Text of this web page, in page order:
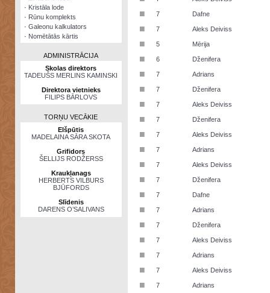
· Kristāla lode
· Rūnu komplekts
· Galeonu kalkulators
· Nomētātās kārtis
ADMINISTRĀCIJA
Skolas direktors
TADEUŠS MERLINS KAMINSKI
Direktora vietnieks
FILIPS BĀRLOVS
TORŅU VECĀKIE
Elšpūtis
MADELAINA SĀRA SKOTA
Grifidors
ŠELLIJS RODŽERSS
Kraukļanags
HERBERTS VILBURS
BJŪFORDS
Slīdenis
DARENS O’SALIVANS
■ 7 Dafne
■ 7 Aleks Deiviss
■ 5 Mērija
■ 6 Dženifera
■ 7 Adrians
■ 7 Dženifera
■ 7 Aleks Deiviss
■ 7 Dženifera
■ 7 Aleks Deiviss
■ 7 Adrians
■ 7 Aleks Deiviss
■ 7 Dženifera
■ 7 Dafne
■ 7 Adrians
■ 7 Dženifera
■ 7 Aleks Deiviss
■ 7 Adrians
■ 7 Aleks Deiviss
■ 7 Adrians